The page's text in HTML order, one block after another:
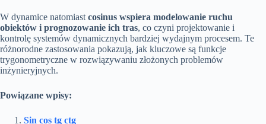
W dynamice natomiast cosinus wspiera modelowanie ruchu
obiektów i prognozowanie ich tras, co czyni projektowanie i
kontrolę systemów dynamicznych bardziej wydajnym procesem. Te
różnorodne zastosowania pokazują, jak kluczowe są funkcje
trygonometryczne w rozwiązywaniu złożonych problemów
inżynieryjnych.
Powiązane wpisy:
Sin cos tg ctg